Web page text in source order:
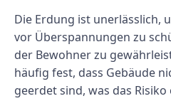
Die Erdung ist unerlässlich,
vor Überspannungen zu
der Bewohner zu
häufig fest, dass Gebäude
geerdet sind, was das